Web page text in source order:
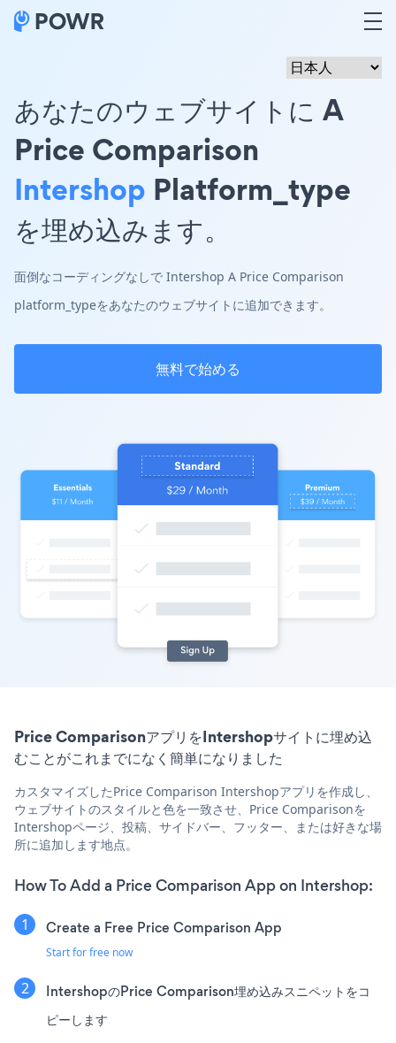
あなたのウェブサイトに A
Price Comparison
Intershop Platform_type
を埋め込みます。
面倒なコーディングなしで Intershop A Price Comparison
platform_typeをあなたのウェブサイトに追加できます。
無料で始める
Price ComparisonアプリをIntershopサイトに埋め込
むことがこれまでになく簡単になりました
カスタマイズしたPrice Comparison Intershopアプリを作成し、
ウェブサイトのスタイルと色を一致させ、Price Comparisonを
Intershopページ、投稿、サイドバー、フッター、または好きな場
所に追加します地点。
How To Add a Price Comparison App on Intershop:
Create a Free Price Comparison App
Start for free now
IntershopのPrice Comparison埋め込みスニペットをコ
ピーします